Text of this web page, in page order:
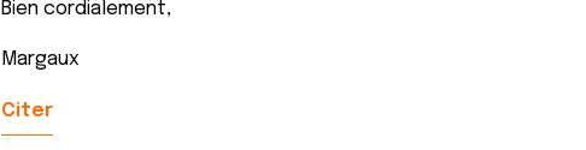
Bien cordialement,
Margaux
Citer